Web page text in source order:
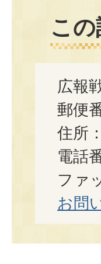
こ
広報
郵便
住所
電話
ファ
お問